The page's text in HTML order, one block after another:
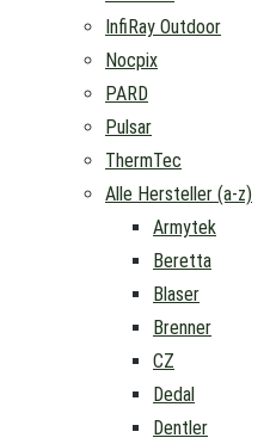
InfiRay Outdoor
Nocpix
PARD
Pulsar
ThermTec
Alle Hersteller (a-z)
Armytek
Beretta
Blaser
Brenner
CZ
Dedal
Dentler